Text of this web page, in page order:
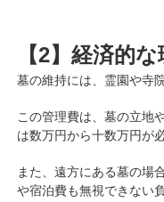
【2】経済的
墓の維持には、霊園や寺
この管理費は、墓の立地
は数万円から十数万円が
また、遠方にある墓の場
や宿泊費も無視できない